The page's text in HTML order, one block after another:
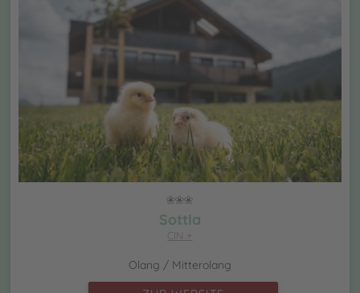
Sottla
CIN +
Olang / Mitterolang